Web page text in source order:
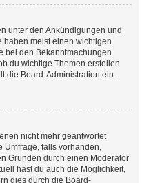
unter den Ankündigungen und
haben meist einen wichtigen
bei den Bekanntmachungen
du wichtige Themen erstellen
die Board-Administration ein.
nicht mehr geantwortet
Umfrage, falls vorhanden,
Gründen durch einen Moderator
hast du auch die Möglichkeit,
dies durch die Board-